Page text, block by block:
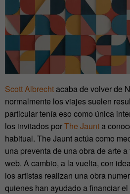
Scott Albrechtacaba de volver de
normalmente los viajes suelen
particular tenía eso como única
los invitados porThe Jaunta
habitual. The Jaunt actúa como
una preventa de una obra de arte
web. A cambio, a la vuelta, con
los artistas realizan una obra
quienes han ayudado a financiar el